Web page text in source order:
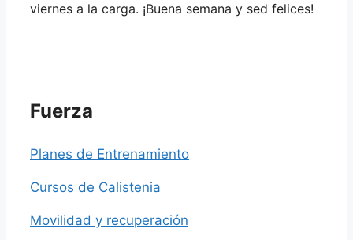
viernes a la carga. ¡Buena semana y sed felices!
Fuerza
Planes de Entrenamiento
Cursos de Calistenia
Movilidad y recuperación